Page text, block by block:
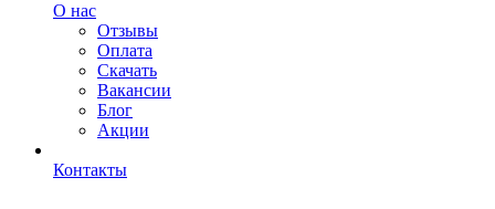
О нас
Отзывы
Оплата
Скачать
Вакансии
Блог
Акции
Контакты